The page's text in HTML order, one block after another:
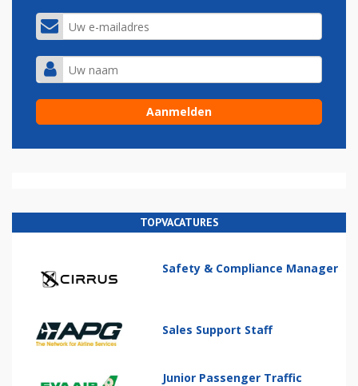
TOPVACATURES
Safety & Compliance Manager
Sales Support Staff
Junior Passenger Traffic